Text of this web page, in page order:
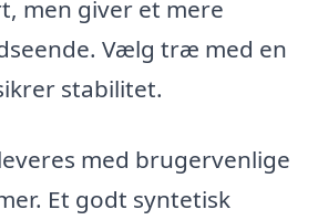
men giver et mere
Vælg træ med en
stabilitet.
med brugervenlige
Et godt syntetisk